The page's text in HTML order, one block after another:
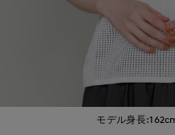
モデル身長